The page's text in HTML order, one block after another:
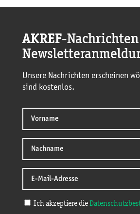
AKREF-Nachrichten
Unsere Nachrichten erscheinen
sind kostenlos.
Ich akzeptiere die